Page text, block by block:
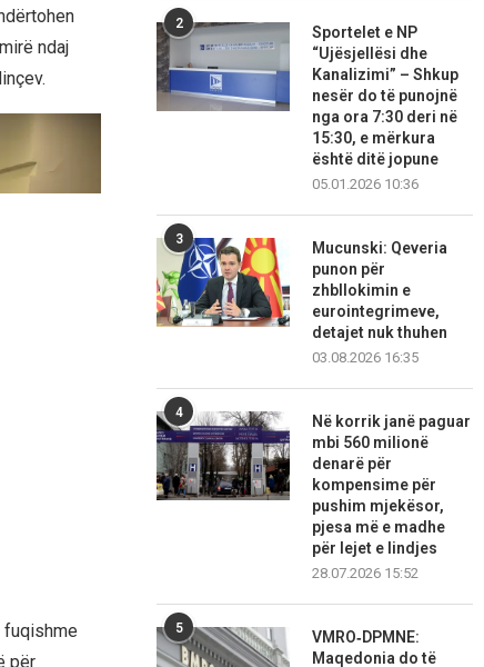
ndaj
fuqishme
për
2
Sportelet e NP
“Ujësjellësi dhe
Kanalizimi” – Shkup
nesër do të punojnë
nga ora 7:30 deri në
15:30, e mërkura
është ditë jopune
05.01.2026 10:36
3
Mucunski: Qeveria
punon për
zhbllokimin e
eurointegrimeve,
detajet nuk thuhen
03.08.2026 16:35
4
Në korrik janë paguar
mbi 560 milionë
denarë për
kompensime për
pushim mjekësor,
pjesa më e madhe
për lejet e lindjes
28.07.2026 15:52
5
VMRO‑DPMNE:
Maqedonia do të